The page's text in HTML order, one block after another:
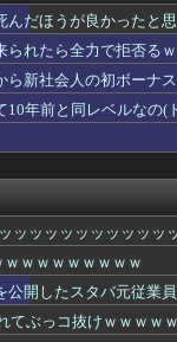
ｗｗｗ
デザイン。南海電鉄...
）
ｗｗｗｗｗｗ❤
ｗｗｗｗｗｗ...
→２ヶ月後...
う衝撃!「昔は普...
だほうが良かったと思
られたら全力で拒否る
ら新社会人の初ボーナ
10年前と同レベルなの(
ッッッッッッッッッッ
ｗｗｗｗｗｗｗｗｗ
公開したスタバ元従
てぶっコ抜けｗｗｗｗ